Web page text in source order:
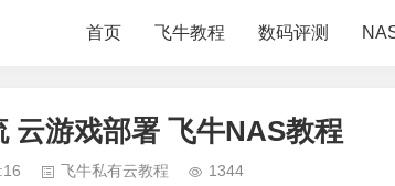
首页 飞牛教程 数码评测
云游戏部署 飞牛NAS教程
飞牛私有云教程 1344